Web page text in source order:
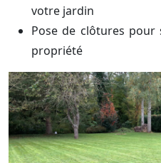
votre jardin
Pose de clôtures
propriété